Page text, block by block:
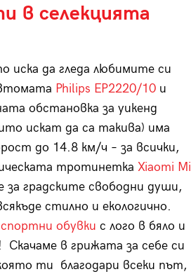
в селекцията
иска да гледа любимите си
Philips EP2220/10 и
обстановка за уикенд
искат да са такива) има
до 14.8 км/ч – за всички,
тротинетка Xiaomi Mi
градските свободни души,
стилно и екологично.
обувки с лого в бяло и
Скачаме в грижата за себе си
ти благодари всеки път,